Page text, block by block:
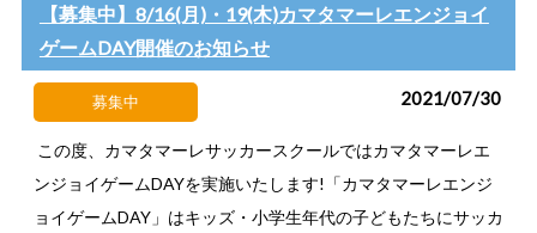
【募集中】8/16(月)・19(木)カマタマーレエンジョイ
ゲームDAY開催のお知らせ
募集中 2021/07/30
この度、カマタマーレサッカースクールではカマタマーレエ
ンジョイゲームDAYを実施いたします!「カマタマーレエンジ
ョイゲームDAY」はキッズ・小学生年代の子どもたちにサッカ